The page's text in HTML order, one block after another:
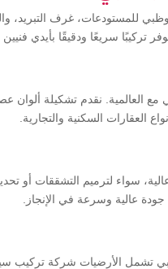
للمستودعات، غرف التبريد،
تركيبًا سريعًا ودقيقًا بأيدي
العالمية. نقدم تشكيلة ألوان
العقارات السكنية والتجارية.
سواء لترميم التشققات أو
عالية وسرعة في الإنجاز.
تشمل الأرضيات شركة تركيب